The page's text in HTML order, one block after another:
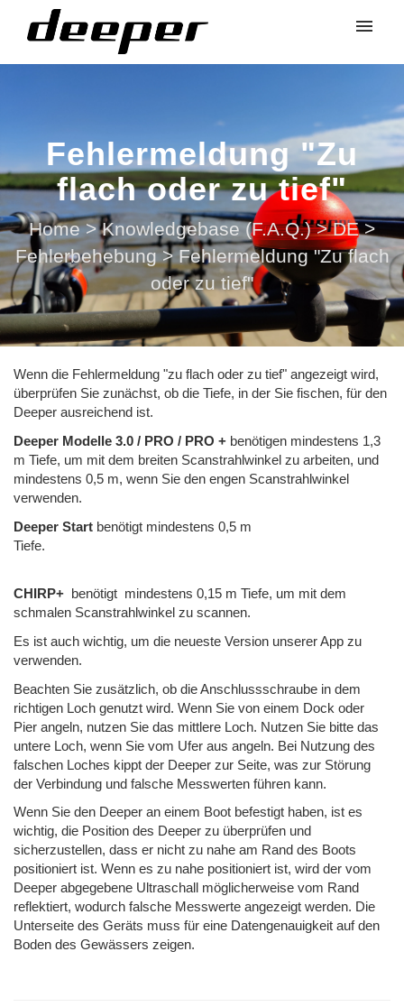
Fehlermeldung "Zu
flach oder zu tief"
Home > Knowledgebase (F.A.Q.) > DE >
Fehlerbehebung > Fehlermeldung "Zu flach
oder zu tief"
Wenn die Fehlermeldung "zu flach oder zu tief" angezeigt wird,
überprüfen Sie zunächst, ob die Tiefe, in der Sie fischen, für den
Deeper ausreichend ist.
Deeper Modelle 3.0 / PRO / PRO + benötigen mindestens 1,3
m Tiefe, um mit dem breiten Scanstrahlwinkel zu arbeiten, und
mindestens 0,5 m, wenn Sie den engen Scanstrahlwinkel
verwenden.
Deeper Start benötigt mindestens 0,5 m
Tiefe.
CHIRP+ benötigt mindestens 0,15 m Tiefe, um mit dem
schmalen Scanstrahlwinkel zu scannen.
Es ist auch wichtig, um die neueste Version unserer App zu
verwenden.
Beachten Sie zusätzlich, ob die Anschlussschraube in dem
richtigen Loch genutzt wird. Wenn Sie von einem Dock oder
Pier angeln, nutzen Sie das mittlere Loch. Nutzen Sie bitte das
untere Loch, wenn Sie vom Ufer aus angeln. Bei Nutzung des
falschen Loches kippt der Deeper zur Seite, was zur Störung
der Verbindung und falsche Messwerten führen kann.
Wenn Sie den Deeper an einem Boot befestigt haben, ist es
wichtig, die Position des Deeper zu überprüfen und
sicherzustellen, dass er nicht zu nahe am Rand des Boots
positioniert ist. Wenn es zu nahe positioniert ist, wird der vom
Deeper abgegebene Ultraschall möglicherweise vom Rand
reflektiert, wodurch falsche Messwerte angezeigt werden. Die
Unterseite des Geräts muss für eine Datengenauigkeit auf den
Boden des Gewässers zeigen.